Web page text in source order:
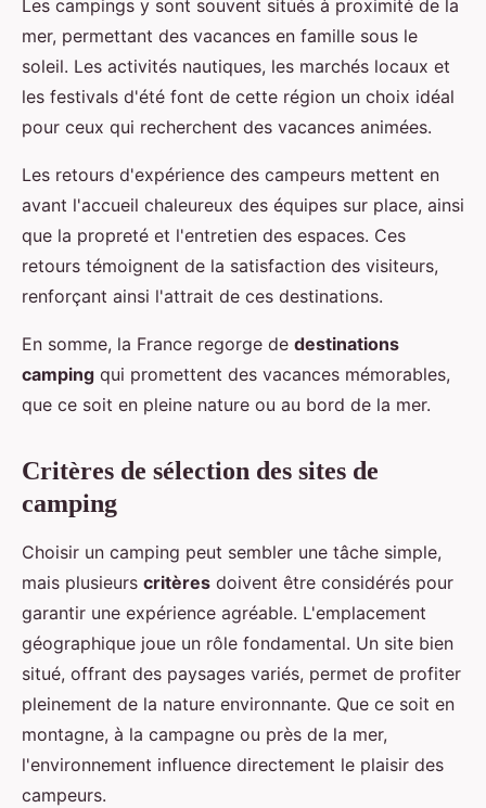
Les campings y sont souvent situés à proximité de la
mer, permettant des vacances en famille sous le
soleil. Les activités nautiques, les marchés locaux et
les festivals d'été font de cette région un choix idéal
pour ceux qui recherchent des vacances animées.
Les retours d'expérience des campeurs mettent en
avant l'accueil chaleureux des équipes sur place, ainsi
que la propreté et l'entretien des espaces. Ces
retours témoignent de la satisfaction des visiteurs,
renforçant ainsi l'attrait de ces destinations.
En somme, la France regorge de destinations
camping qui promettent des vacances mémorables,
que ce soit en pleine nature ou au bord de la mer.
Critères de sélection des sites de
camping
Choisir un camping peut sembler une tâche simple,
mais plusieurs critères doivent être considérés pour
garantir une expérience agréable. L'emplacement
géographique joue un rôle fondamental. Un site bien
situé, offrant des paysages variés, permet de profiter
pleinement de la nature environnante. Que ce soit en
montagne, à la campagne ou près de la mer,
l'environnement influence directement le plaisir des
campeurs.